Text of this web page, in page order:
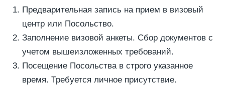
Предварительная запись на прием в визовый
центр или Посольство.
Заполнение визовой анкеты. Сбор документов с
учетом вышеизложенных требований.
Посещение Посольства в строго указанное
время. Требуется личное присутствие.